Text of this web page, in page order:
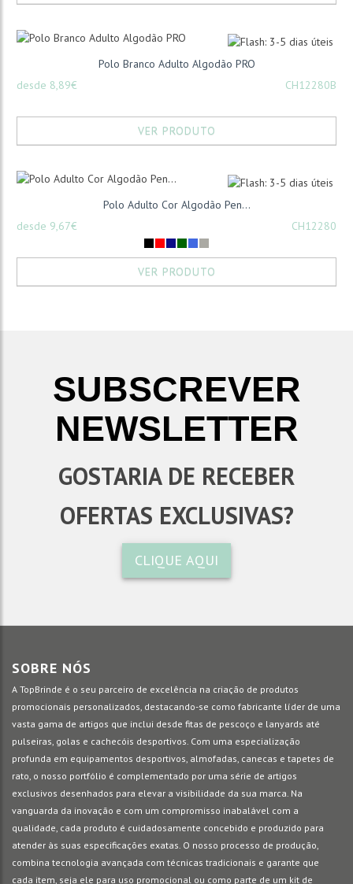
Polo Branco Adulto Algodão PRO
desde 8,89€
CH12280B
VER PRODUTO
Polo Adulto Cor Algodão Pen...
desde 9,67€
CH12280
VER PRODUTO
SUBSCREVER
NEWSLETTER
GOSTARIA DE RECEBER
OFERTAS EXCLUSIVAS?
CLIQUE AQUI
SOBRE NÓS
A TopBrinde é o seu parceiro de excelência na criação de produtos
promocionais personalizados, destacando-se como fabricante líder de uma
vasta gama de artigos que inclui desde fitas de pescoço e lanyards até
pulseiras, golas e cachecóis desportivos. Com uma especialização
profunda em equipamentos desportivos, almofadas, canecas e tapetes de
rato, o nosso portfólio é complementado por uma série de artigos
exclusivos desenhados para elevar a visibilidade da sua marca. Na
vanguarda da inovação e com um compromisso inabalável com a
qualidade, cada produto é cuidadosamente concebido e produzido para
atender às suas especificações exatas. O nosso processo de produção,
combina tecnologia avançada com técnicas tradicionais e garante que
cada item, seja ele para uso promocional ou como parte de um kit de